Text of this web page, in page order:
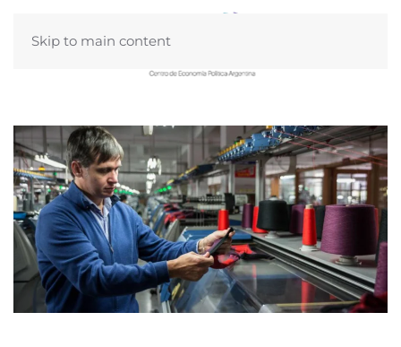
Skip to main content